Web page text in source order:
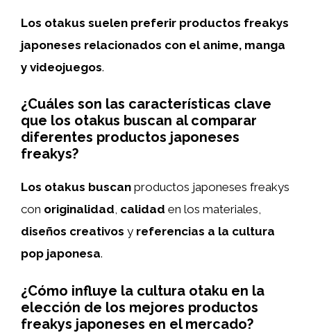
Los otakus suelen preferir productos freakys
japoneses relacionados con el anime, manga
y videojuegos.
¿Cuáles son las características clave
que los otakus buscan al comparar
diferentes productos japoneses
freakys?
Los otakus buscan productos japoneses freakys
con originalidad, calidad en los materiales,
diseños creativos y referencias a la cultura
pop japonesa.
¿Cómo influye la cultura otaku en la
elección de los mejores productos
freakys japoneses en el mercado?